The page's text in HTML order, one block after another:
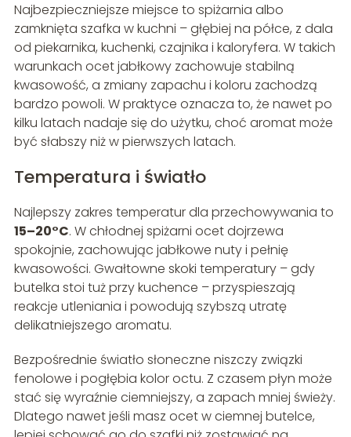
Najbezpieczniejsze miejsce to spiżarnia albo
zamknięta szafka w kuchni – głębiej na półce, z dala
od piekarnika, kuchenki, czajnika i kaloryfera. W takich
warunkach ocet jabłkowy zachowuje stabilną
kwasowość, a zmiany zapachu i koloru zachodzą
bardzo powoli. W praktyce oznacza to, że nawet po
kilku latach nadaje się do użytku, choć aromat może
być słabszy niż w pierwszych latach.
Temperatura i światło
Najlepszy zakres temperatur dla przechowywania to
15–20°C. W chłodnej spiżarni ocet dojrzewa
spokojnie, zachowując jabłkowe nuty i pełnię
kwasowości. Gwałtowne skoki temperatury – gdy
butelka stoi tuż przy kuchence – przyspieszają
reakcje utleniania i powodują szybszą utratę
delikatniejszego aromatu.
Bezpośrednie światło słoneczne niszczy związki
fenolowe i pogłębia kolor octu. Z czasem płyn może
stać się wyraźnie ciemniejszy, a zapach mniej świeży.
Dlatego nawet jeśli masz ocet w ciemnej butelce,